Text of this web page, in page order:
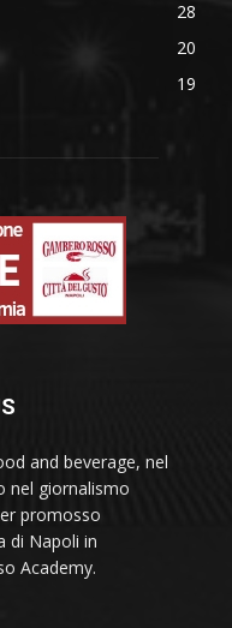
28
20
19
and beverage, nel
nel giornalismo
promosso
di Napoli in
Academy.